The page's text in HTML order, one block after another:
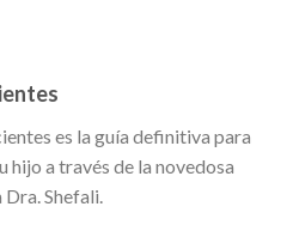
es la guía definitiva para
a través de la novedosa
Shefali.